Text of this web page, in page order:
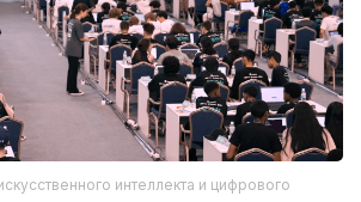
интеллекта и цифрового